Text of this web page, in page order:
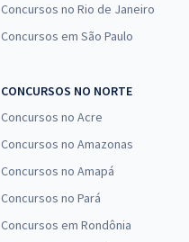
Concursos no Rio de Janeiro
Concursos em São Paulo
CONCURSOS NO NORTE
Concursos no Acre
Concursos no Amazonas
Concursos no Amapá
Concursos no Pará
Concursos em Rondônia